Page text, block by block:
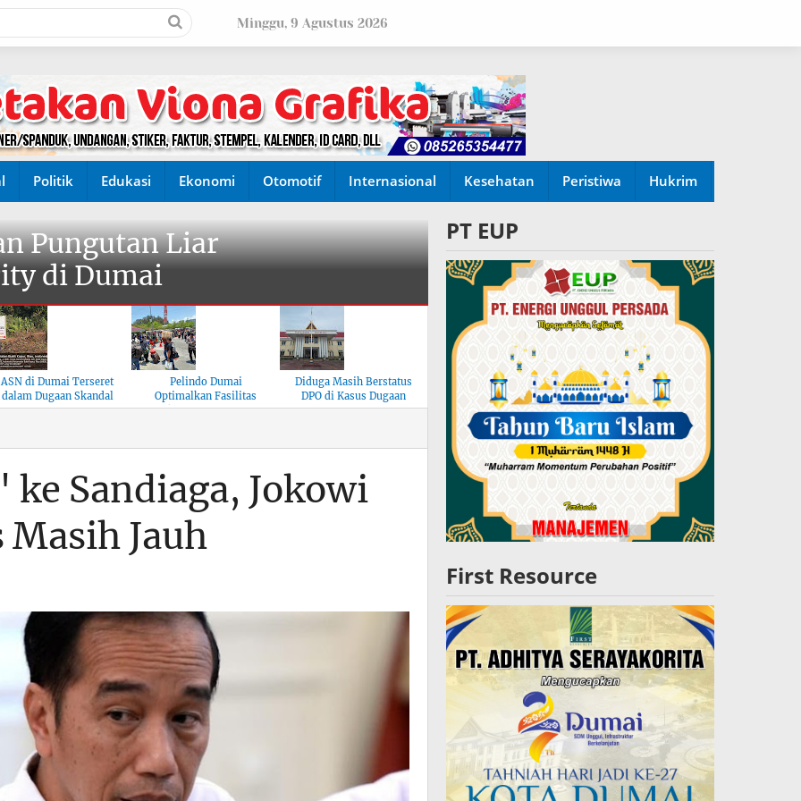
Minggu, 9 Agustus 2026
Politik Edukasi Ekonomi Otomotif Internasional Kesehatan Peristiwa Hukrim
Pungutan Liar
di Dumai
ASN di Dumai Terseret
dalam Dugaan Skandal
Integritas Aparatur
Pelindo Dumai
Optimalkan Fasilitas
untuk Kenyamanan Arus
Diduga Masih Berstatus
DPO di Kasus Dugaan
Pemalsuan Paspor, Polres
Sandiaga, Jokowi
Jauh
PT EUP
First Resource